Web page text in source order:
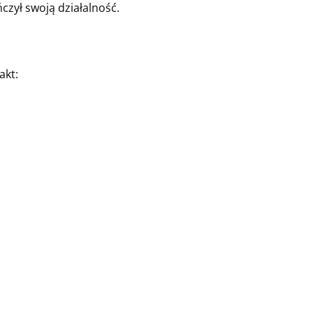
swoją działalność.